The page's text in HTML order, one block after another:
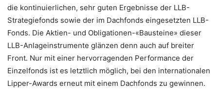
die kontinuierlichen, sehr guten Ergebnisse der LLB-
Strategiefonds sowie der im Dachfonds eingesetzten LLB-
Fonds. Die Aktien- und Obligationen-«Bausteine» dieser
LLB-Anlageinstrumente glänzen denn auch auf breiter
Front. Nur mit einer hervorragenden Performance der
Einzelfonds ist es letztlich möglich, bei den internationalen
Lipper-Awards erneut mit einem Dachfonds zu gewinnen.